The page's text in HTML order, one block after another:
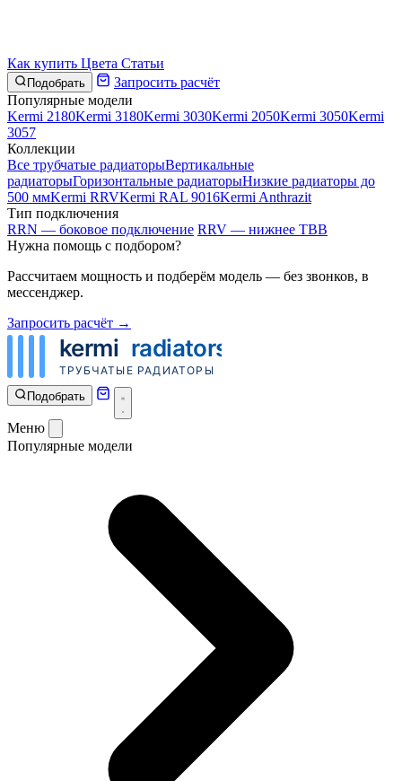
Как купить Цвета Статьи
Подобрать
Запросить расчёт
Популярные модели
Kermi 2180Kermi 3180Kermi 3030Kermi 2050Kermi 3050Kermi
3057
Коллекции
Все трубчатые радиаторыВертикальные
радиаторыГоризонтальные радиаторыНизкие радиаторы до
500 ммKermi RRVKermi RAL 9016Kermi Anthrazit
Тип подключения
RRN — боковое подключение RRV — нижнее ТВВ
Нужна помощь с подбором?
Рассчитаем мощность и подберём модель — без звонков, в
мессенджер.
Запросить расчёт →
Подобрать
Меню
Популярные модели